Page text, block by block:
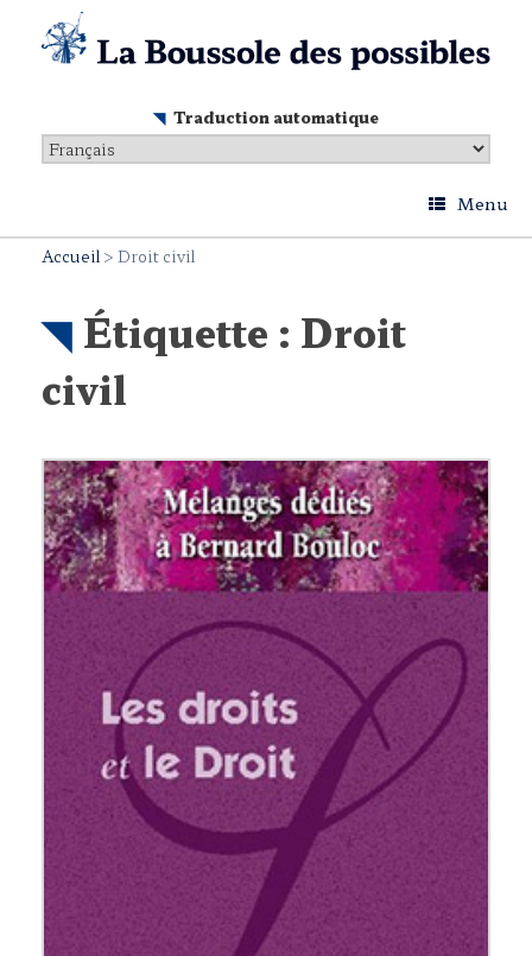
content
Traduction automatique
Menu
Accueil> Droit civil
Étiquette : Droit
civil